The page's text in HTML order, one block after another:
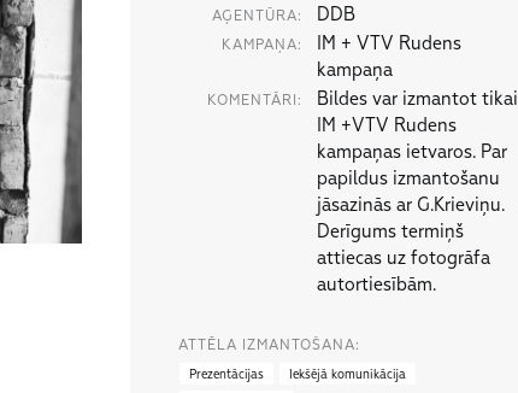
AĢENTŪRA: DDB
KAMPAŅA:
IM + VTV Rudens
kampaņa
KOMENTĀRI:
Bildes var izmantot tikai
IM +VTV Rudens
kampaņas ietvaros. Par
papildus izmantošanu
jāsazinās ar G.Krieviņu.
Derīgums termiņš
attiecas uz fotogrāfa
autortiesībām.
ATTĒLA IZMANTOŠANA:
Prezentācijas
Iekšējā komunikācija